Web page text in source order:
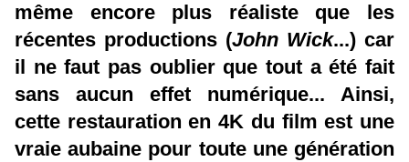
même encore plus réaliste que les
récentes productions (John Wick...) car
il ne faut pas oublier que tout a été fait
sans aucun effet numérique... Ainsi,
cette restauration en 4K du film est une
vraie aubaine pour toute une génération